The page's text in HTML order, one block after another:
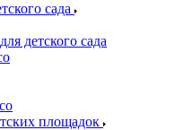
сада
детского сада
площадок